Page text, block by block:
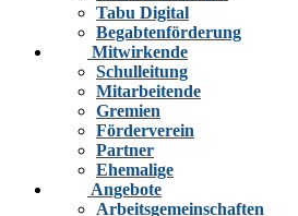
Tabu Digital
Begabtenförderung
Mitwirkende
Schulleitung
Mitarbeitende
Gremien
Förderverein
Partner
Ehemalige
Angebote
Arbeitsgemeinschaften